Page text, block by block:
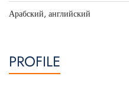
Арабский, английский
PROFILE